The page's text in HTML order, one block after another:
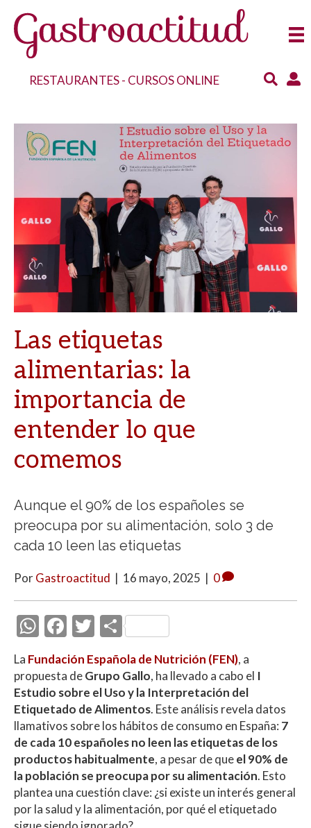
RESTAURANTES- CURSOS ONLINE
Las etiquetas
alimentarias: la
importancia de
entender lo que
comemos
Aunque el 90% de los españoles se
preocupa por su alimentación, solo 3 de
cada 10 leen las etiquetas
PorGastroactitud | 16 mayo, 2025 | 0
W
at
s
A
p
p
F
ac
e
b
o
o
k
T
itt
er
C
o
m
p
ar
ti
r
La Fundación Española de Nutrición (FEN), a
propuesta deGrupo Gallo, ha llevado a cabo el I
Estudio sobre el Uso y la Interpretación del
Etiquetado de Alimentos. Este análisis revela datos
llamativos sobre los hábitos de consumo en España: 7
de cada 10 españoles no leen las etiquetas de los
productos habitualmente, a pesar de queel 90% de
la población se preocupa por su alimentación. Esto
plantea una cuestión clave: ¿si existe un interés general
por la salud y la alimentación, por qué el etiquetado